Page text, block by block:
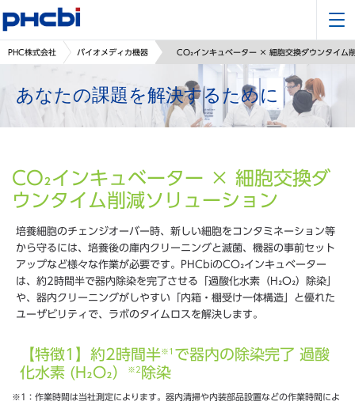
PHC株式会社 バイオメディカ機器 CO₂インキュベーター × 細胞交換ダウンタイム
あなたの課題を解決するために
CO₂インキュベーター × 細胞交換ダ
ウンタイム削減ソリューション
培養細胞のチェンジオーバー時、新しい細胞をコンタミネーション等
から守るには、培養後の庫内クリーニングと滅菌、機器の事前セット
アップなど様々な作業が必要です。PHCbiのCO₂インキュベーター
は、約2時間半で器内除染を完了させる「過酸化水素（H₂O₂）除染」
や、器内クリーニングがしやすい「内箱・棚受け一体構造」と優れた
ユーザビリティで、ラボのタイムロスを解決します。
【特徴1】約2時間半※1 で器内の除染完了 過酸
化水素 (H₂O₂）
※2 除染
※1：作業時間は当社測定によります。器内清掃や内装部品設置などの作業時間によ